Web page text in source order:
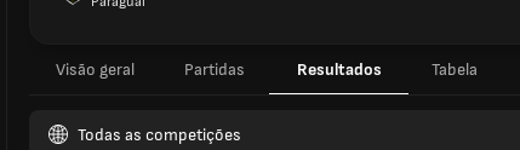
Visão geral Partidas Resultados Tabela
Todas as competições